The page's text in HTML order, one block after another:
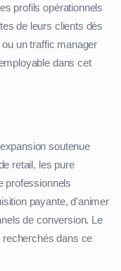
profils opérationnels
de leurs clients dès
un traffic manager
dans cet
soutenue
retail, les pure
professionnels
payante, d'animer
de conversion. Le
dans ce